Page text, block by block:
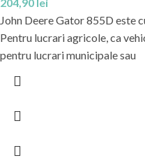
204,90 lei
John Deere Gator 855D este
Pentru lucrari agricole, ca
pentru lucrari municipale sau